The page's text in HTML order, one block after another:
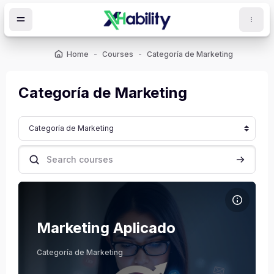
Home Courses Categoría de Marketing
Categoría de Marketing
Course categories
Search courses Search
Julio Stiven Triana Cardona
Teacher
Course image Marketing Aplicado
Course image
Course name
Marketing Aplicado
Categoría de Marketing